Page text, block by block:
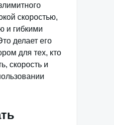
скоростью,
и гибкими
делает его
для тех, кто
скорость и